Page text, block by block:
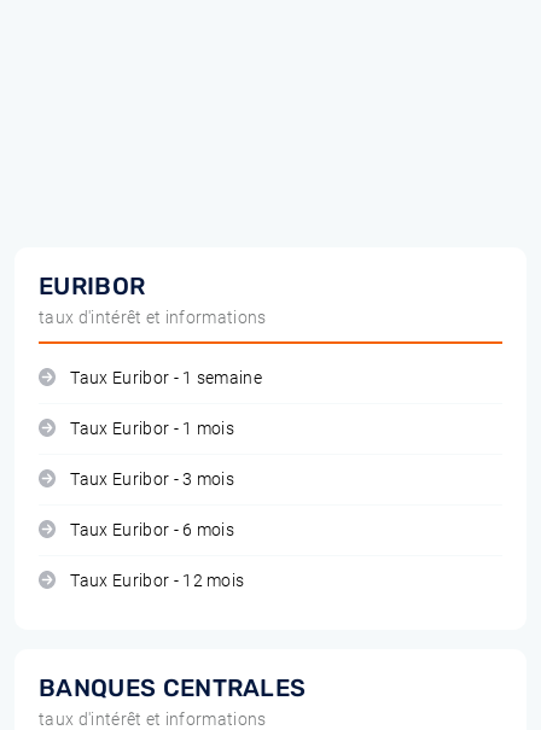
EURIBOR
taux d'intérêt et informations
Taux Euribor - 1 semaine
Taux Euribor - 1 mois
Taux Euribor - 3 mois
Taux Euribor - 6 mois
Taux Euribor - 12 mois
BANQUES CENTRALES
taux d'intérêt et informations